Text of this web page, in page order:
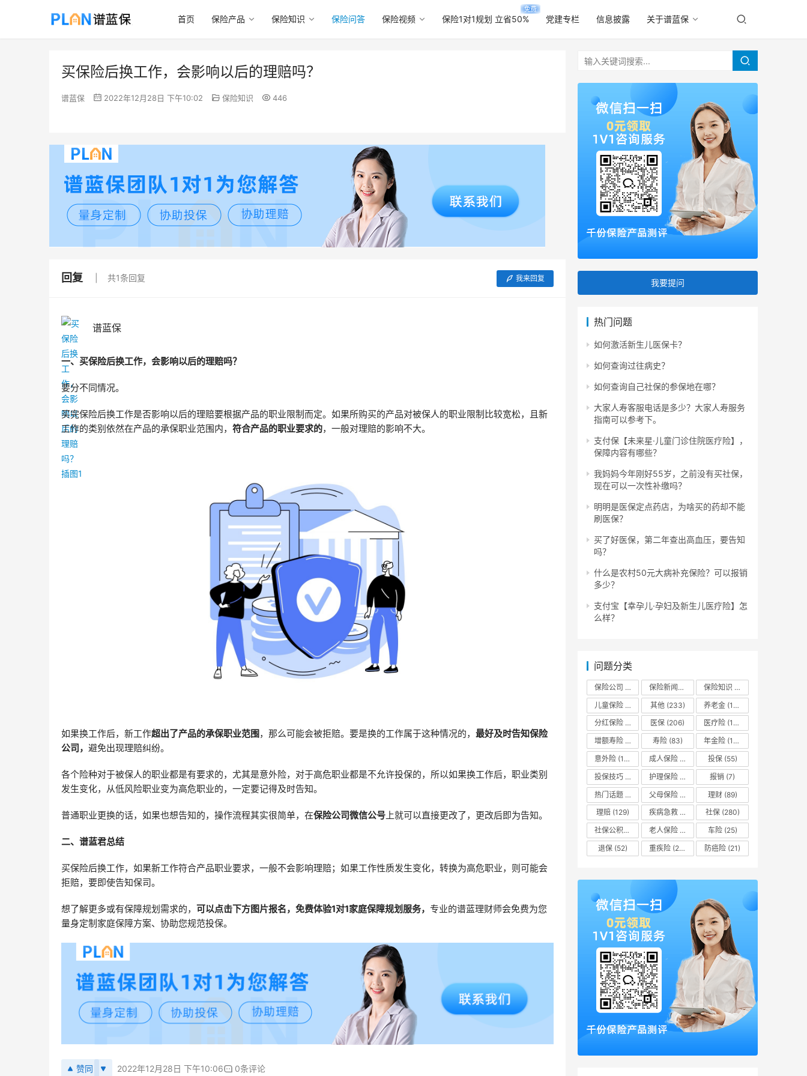
首页 保险产品 保险知识 保险问答 保险视频 保险1对1规划 立省50%
免费
党建专栏 信息披露 关于谱蓝保
买保险后换工作，会影响以后的理赔吗？
谱蓝保 2022年12月28日 下午10:02 保险知识 446
回复 共1条回复 我来回复
谱蓝保
一、买保险后换工作，会影响以后的理赔吗？
要分不同情况。
买完保险后换工作是否影响以后的理赔要根据产品的职业限制而定。如果所购买的产品对被保人的职业限制比较宽松，且新
工作的类别依然在产品的承保职业范围内， 符合产品的职业要求的，一般对理赔的影响不大。
如果换工作后，新工作超出了产品的承保职业范围，那么可能会被拒赔。要是换的工作属于这种情况的， 最好及时告知保险
公司， 避免出现理赔纠纷。
各个险种对于被保人的职业都是有要求的，尤其是意外险，对于高危职业都是不允许投保的，所以如果换工作后，职业类别
发生变化，从低风险职业变为高危职业的，一定要记得及时告知。
普通职业更换的话，如果也想告知的，操作流程其实很简单，在保险公司微信公号 上就可以直接更改了，更改后即为告知。
二、谱蓝君总结
买保险后换工作，如果新工作符合产品职业要求，一般不会影响理赔；如果工作性质发生变化，转换为高危职业，则可能会
拒赔，要即使告知保司。
想了解更多或有保障规划需求的， 可以点击下方图片报名，免费体验1对1家庭保障规划服务， 专业的谱蓝理财师会免费为您
量身定制家庭保障方案、协助您规范投保。
赞同 2022年12月28日 下午10:06 0条评论
我要提问
热门问题
如何激活新生儿医保卡？
如何查询过往病史？
如何查询自己社保的参保地在哪？
大家人寿客服电话是多少？大家人寿服务
指南可以参考下。
支付保【未来星·儿童门诊住院医疗险】，
保障内容有哪些？
我妈妈今年刚好55岁，之前没有买社保，
现在可以一次性补缴吗？
明明是医保定点药店，为啥买的药却不能
刷医保？
买了好医保，第二年查出高血压，要告知
吗？
什么是农村50元大病补充保险？可以报销
多少？
支付宝【幸孕儿·孕妇及新生儿医疗险】怎
么样？
问题分类
保险公司 保险新闻资讯 (13)保险知识
儿童保险
其他(233) 养老金 (180)
分红保险
医保 (206) 医疗险 (175)
增额寿险
寿险(83) 年金险 (185)
意外险 (143) 成人保险 投保(55)
投保技巧
护理保险 报销 (7)
热门话题
父母保险 理财(89)
理赔 (129) 疾病急救 社保(280)
社保公积金
老人保险 车险(25)
退保 (52) 重疾险 (205) 防癌险 (21)